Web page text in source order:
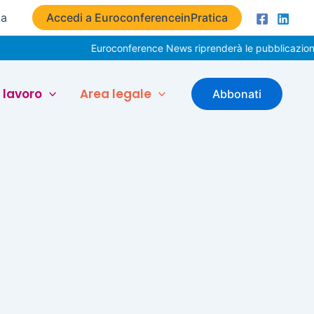
Accedi a EuroconferenceinPratica
Euroconference News riprenderà le pubblicazioni
lavoro Area legale Abbonati